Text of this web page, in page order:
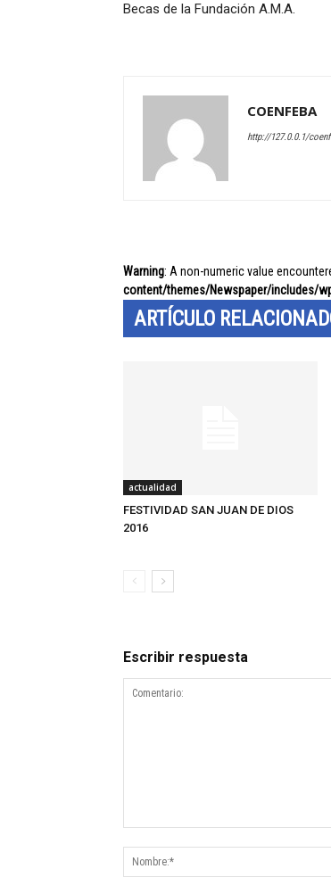
Becas de la Fundación A.M.A.
COENFEBA
http://127.0.0.1/
Warning: A non-numeric value
content/themes/Newspaper/includes/
ARTÍCULO
actualidad
FESTIVIDAD SAN JUAN DE DIOS
2016
Escribir respuesta